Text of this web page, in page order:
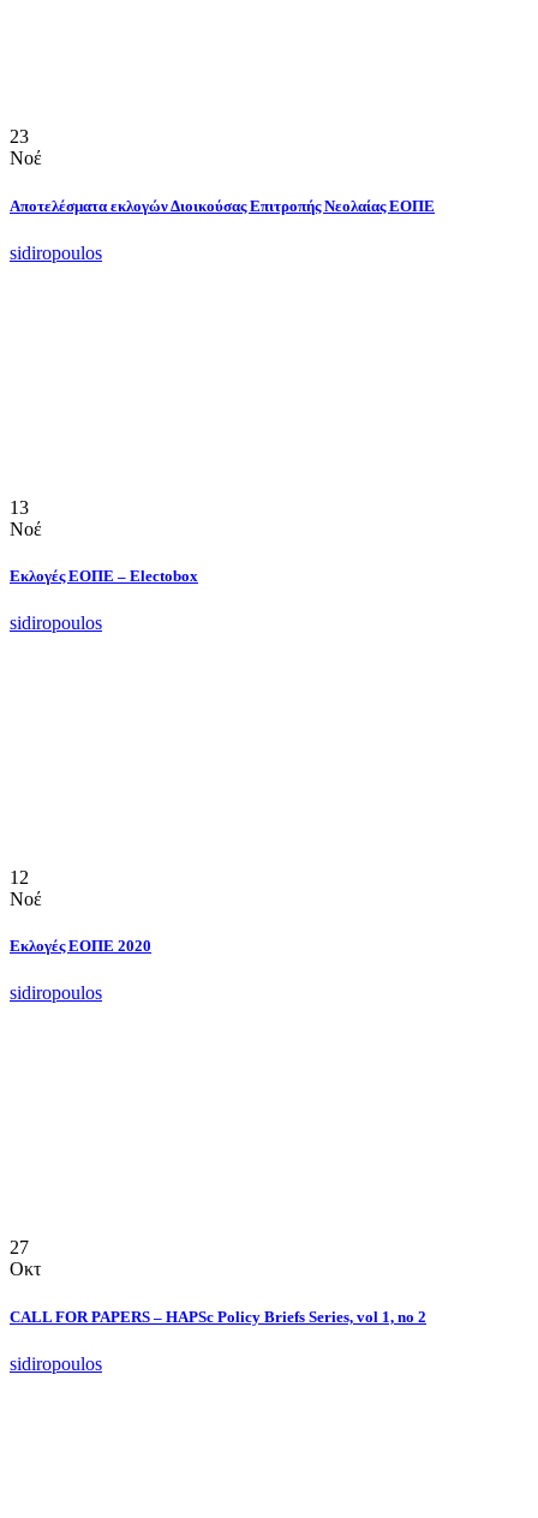
23
Νοέ
Αποτελέσματα εκλογών Διοικούσας Επιτροπής Νεολαίας ΕΟΠΕ
sidiropoulos
13
Νοέ
Εκλογές ΕΟΠΕ – Electobox
sidiropoulos
12
Νοέ
Εκλογές ΕΟΠΕ 2020
sidiropoulos
27
Οκτ
CALL FOR PAPERS – HAPSc Policy Briefs Series, vol 1, no 2
sidiropoulos